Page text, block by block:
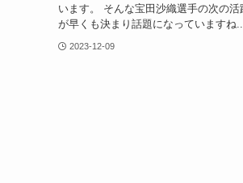
います。 そんな宝田沙織選手の次の活
が早くも決まり話題になっていますね...
2023-12-09